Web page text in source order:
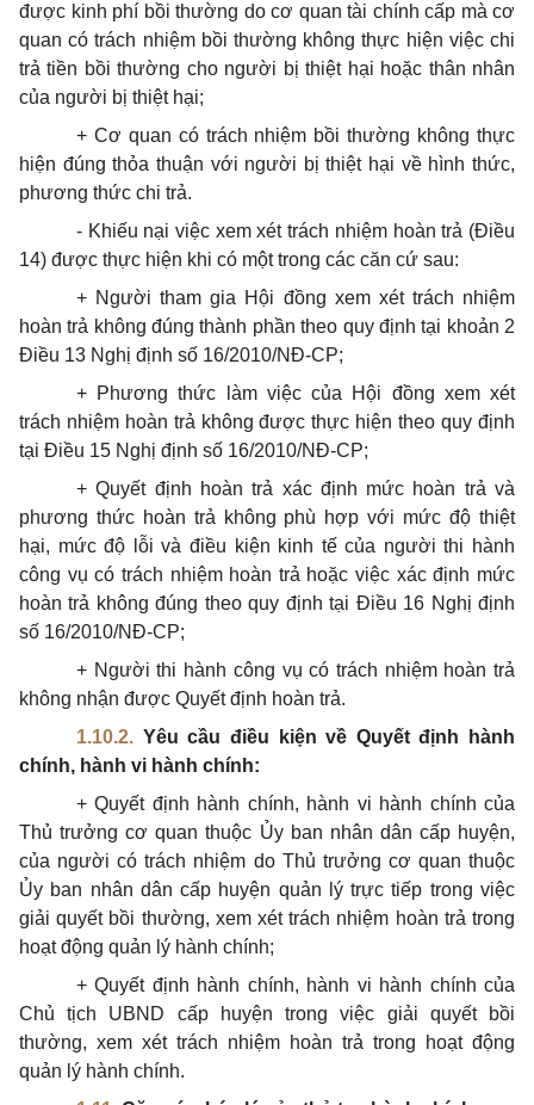
được kinh phí bồi thường do cơ quan tài chính cấp mà cơ
quan có trách nhiệm bồi thường không thực hiện việc chi
trả tiền bồi thường cho người bị thiệt hại hoặc thân nhân
của người bị thiệt hại;
+ Cơ quan có trách nhiệm bồi thường không thực
hiện đúng thỏa thuận với người bị thiệt hại về hình thức,
phương thức chi trả.
- Khiếu nại việc xem xét trách nhiệm hoàn trả (Điều
14) được thực hiện khi có một trong các căn cứ sau:
+ Người tham gia Hội đồng xem xét trách nhiệm
hoàn trả không đúng thành phần theo quy định tại khoản 2
Điều 13 Nghị định số 16/2010/NĐ-CP;
+ Phương thức làm việc của Hội đồng xem xét
trách nhiệm hoàn trả không được thực hiện theo quy định
tại Điều 15 Nghị định số 16/2010/NĐ-CP;
+ Quyết định hoàn trả xác định mức hoàn trả và
phương thức hoàn trả không phù hợp với mức độ thiệt
hại, mức độ lỗi và điều kiện kinh tế của người thi hành
công vụ có trách nhiệm hoàn trả hoặc việc xác định mức
hoàn trả không đúng theo quy định tại Điều 16 Nghị định
số 16/2010/NĐ-CP;
+ Người thi hành công vụ có trách nhiệm hoàn trả
không nhận được Quyết định hoàn trả.
1.10.2. Yêu cầu điều kiện về Quyết định hành
chính, hành vi hành chính:
+ Quyết định hành chính, hành vi hành chính của
Thủ trưởng cơ quan thuộc Ủy ban nhân dân cấp huyện,
của người có trách nhiệm do Thủ trưởng cơ quan thuộc
Ủy ban nhân dân cấp huyện quản lý trực tiếp trong việc
giải quyết bồi thường, xem xét trách nhiệm hoàn trả trong
hoạt động quản lý hành chính;
+ Quyết định hành chính, hành vi hành chính của
Chủ tịch UBND cấp huyện trong việc giải quyết bồi
thường, xem xét trách nhiệm hoàn trả trong hoạt động
quản lý hành chính.